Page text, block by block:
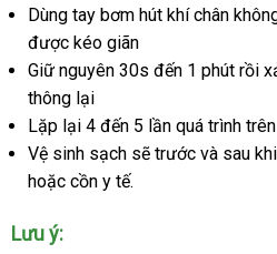
Dùng tay bơm hút khí chân
được kéo giãn
Giữ nguyên 30s đến 1 phút rồi
thông lại
Lặp lại 4 đến 5 lần địa
chỉ
quá trình trên
Vệ sinh sạch link
web
sẽ trước nội
và sau
hoặc cồn y tế.
Lưu ý: